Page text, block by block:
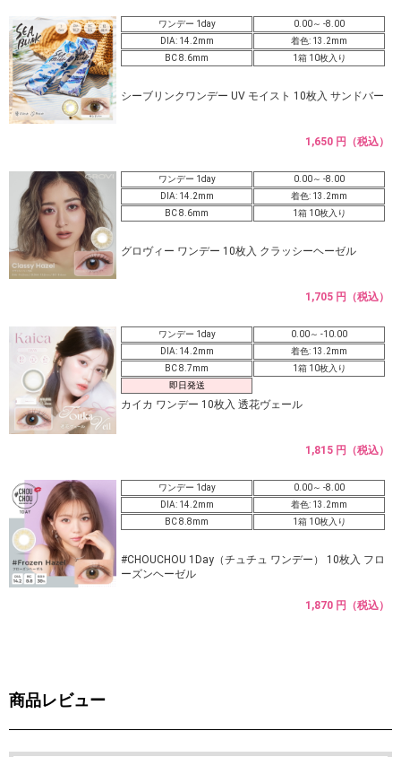
ワンデー 1day
0.00～ -8.00
DIA: 14.2mm
着色: 13.2mm
BC 8.6mm
1箱 10枚入り
シーブリンクワンデー UV モイスト 10枚入 サンドバー
1,650 円（税込）
ワンデー 1day
0.00～ -8.00
DIA: 14.2mm
着色: 13.2mm
BC 8.6mm
1箱 10枚入り
グロヴィー ワンデー 10枚入 クラッシーヘーゼル
1,705 円（税込）
ワンデー 1day
0.00～ -10.00
DIA: 14.2mm
着色: 13.2mm
BC 8.7mm
1箱 10枚入り
即日発送
カイカ ワンデー 10枚入 透花ヴェール
1,815 円（税込）
ワンデー 1day
0.00～ -8.00
DIA: 14.2mm
着色: 13.2mm
BC 8.8mm
1箱 10枚入り
#CHOUCHOU 1Day（チュチュ ワンデー） 10枚入 フロ
ーズンヘーゼル
1,870 円（税込）
商品レビュー